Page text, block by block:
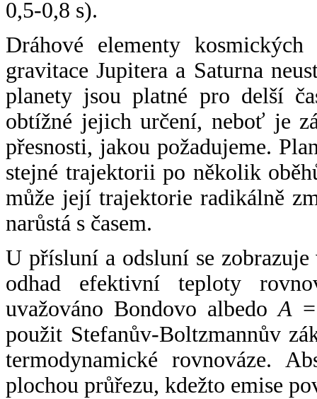
0,5-0,8 s).
Dráhové elementy
gravitace Jupitera a Saturna
planety jsou platné pro delší
obtížné jejich určení, neboť je
přesnosti, jakou požadujeme.
stejné trajektorii po několik
může její trajektorie radikálně
narůstá s časem.
U přísluní a odsluní se
odhad efektivní teploty
uvažováno Bondovo albedoA
použit Stefanův-Boltzmannův
termodynamické rovnováze.
plochou průřezu, kdežto emise